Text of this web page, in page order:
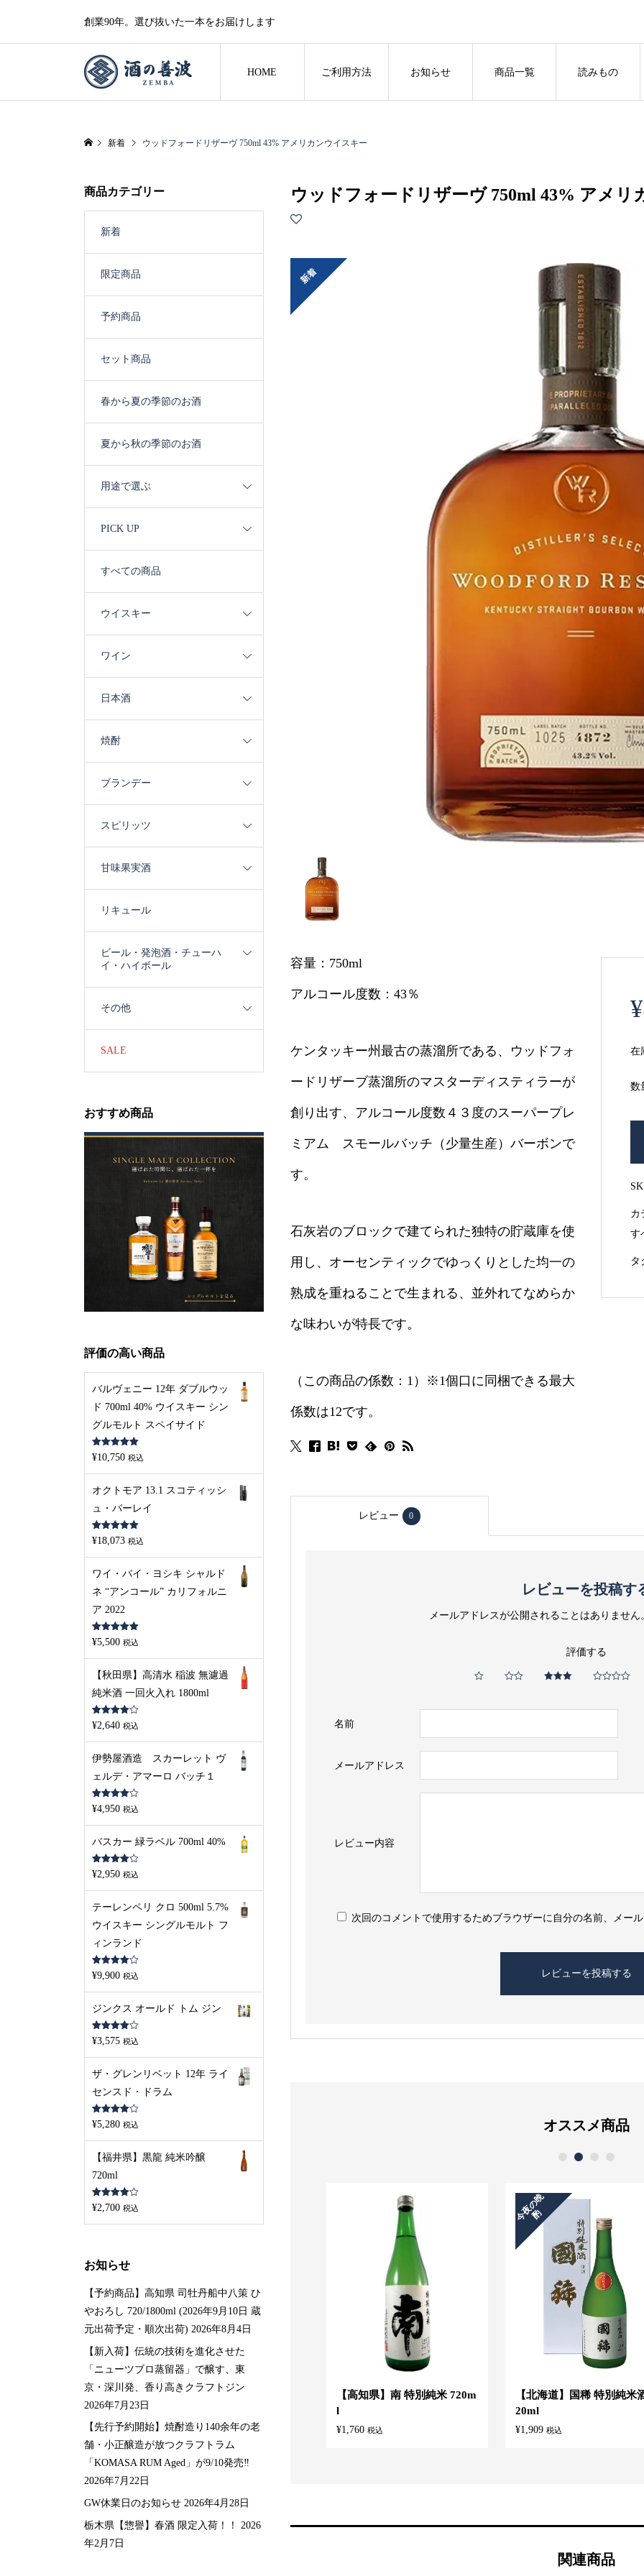
創業90年。選び抜いた一本をお届けします
HOME ご利用方法 お知らせ 商品一覧 読みもの
新着 ウッドフォードリザーヴ 750ml 43% アメリカンウイスキー
ウッドフォードリザーヴ 750ml 43% アメリ
新着
容量：750ml
アルコール度数：43％
ケンタッキー州最古の蒸溜所である、ウッドフォ
ードリザーブ蒸溜所のマスターディスティラーが
創り出す、アルコール度数４３度のスーパープレ
ミアム スモールバッチ（少量生産）バーボンで
す。
石灰岩のブロックで建てられた独特の貯蔵庫を使
用し、オーセンティックでゆっくりとした均一の
熟成を重ねることで生まれる、並外れてなめらか
な味わいが特長です。
（この商品の係数：1）※1個口に同梱できる最大
係数は12です。
¥
在
数
カ
す
タ
レビュー 0
レビューを投稿す
メールアドレスが公開されることはありません。
評価する
レビュー内容
名前
メールアドレス
次回のコメントで使用するためブラウザーに自分の名前、メー
オススメ商品
県】上善如水 純米吟
ブレッド＆バター シャルド
¥ 3,300 税込
【高知県】南 特別純米 720m
l
¥1,760 税込
今
夜
の
晩
酌
【北海道】国稀 特別純米
20ml
¥1,909 税込
1 2 3 4
関連商品
商品カテゴリー
新着
限定商品
予約商品
セット商品
春から夏の季節のお酒
夏から秋の季節のお酒
用途で選ぶ
PICK UP
すべての商品
ウイスキー
ワイン
日本酒
焼酎
ブランデー
スピリッツ
甘味果実酒
リキュール
ビール・発泡酒・チューハ
イ・ハイボール
その他
SALE
おすすめ商品
評価の高い商品
バルヴェニー 12年 ダブルウッ
ド 700ml 40% ウイスキー シン
グルモルト スペイサイド
5段階中5.00
の評価
¥10,750 税込
オクトモア 13.1 スコティッシ
ュ・バーレイ
5段階中5.00
の評価
¥18,073 税込
ワイ・バイ・ヨシキ シャルド
ネ “アンコール” カリフォルニ
ア 2022
5段階中 5.00
の評価
¥5,500 税込
【秋田県】高清水 稲波 無濾過
純米酒 一回火入れ 1800ml
5段階中
4.00の評
¥2,640 税込
伊勢屋酒造 スカーレット ヴ
ェルデ・アマーロ バッチ１
5段階中
4.00の評
¥4,950 税込
バスカー 緑ラベル 700ml 40%
5段階中
4.00の評
¥2,950 税込
テーレンペリ クロ 500ml 5.7%
ウイスキー シングルモルト フ
ィンランド
5段階中
4.00の評
¥9,900 税込
ジンクス オールド トム ジン
5段階中
4.00の評
¥3,575 税込
ザ・グレンリベット 12年 ライ
センスド・ドラム
5段階中
4.00の評
¥5,280 税込
【福井県】黒龍 純米吟醸
720ml
5段階中
4.00の評
¥2,700 税込
お知らせ
【予約商品】高知県 司牡丹船中八策 ひ
やおろし 720/1800ml (2026年9月10日 蔵
元出荷予定・順次出荷) 2026年8月4日
【新入荷】伝統の技術を進化させた
「ニューツブロ蒸留器」で醸す、東
京・深川発、香り高きクラフトジン
2026年7月23日
【先行予約開始】焼酎造り140余年の老
舗・小正醸造が放つクラフトラム
「KOMASA RUM Aged」が9/10発売‼️
2026年7月22日
GW休業日のお知らせ 2026年4月28日
栃木県【惣譽】春酒 限定入荷！！
2026
年2月7日